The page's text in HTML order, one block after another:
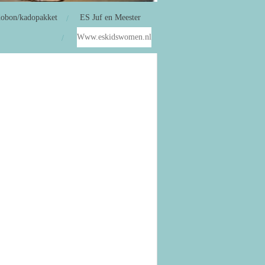
kadopakket ES Juf en Meester
Www.eskidswomen.nl